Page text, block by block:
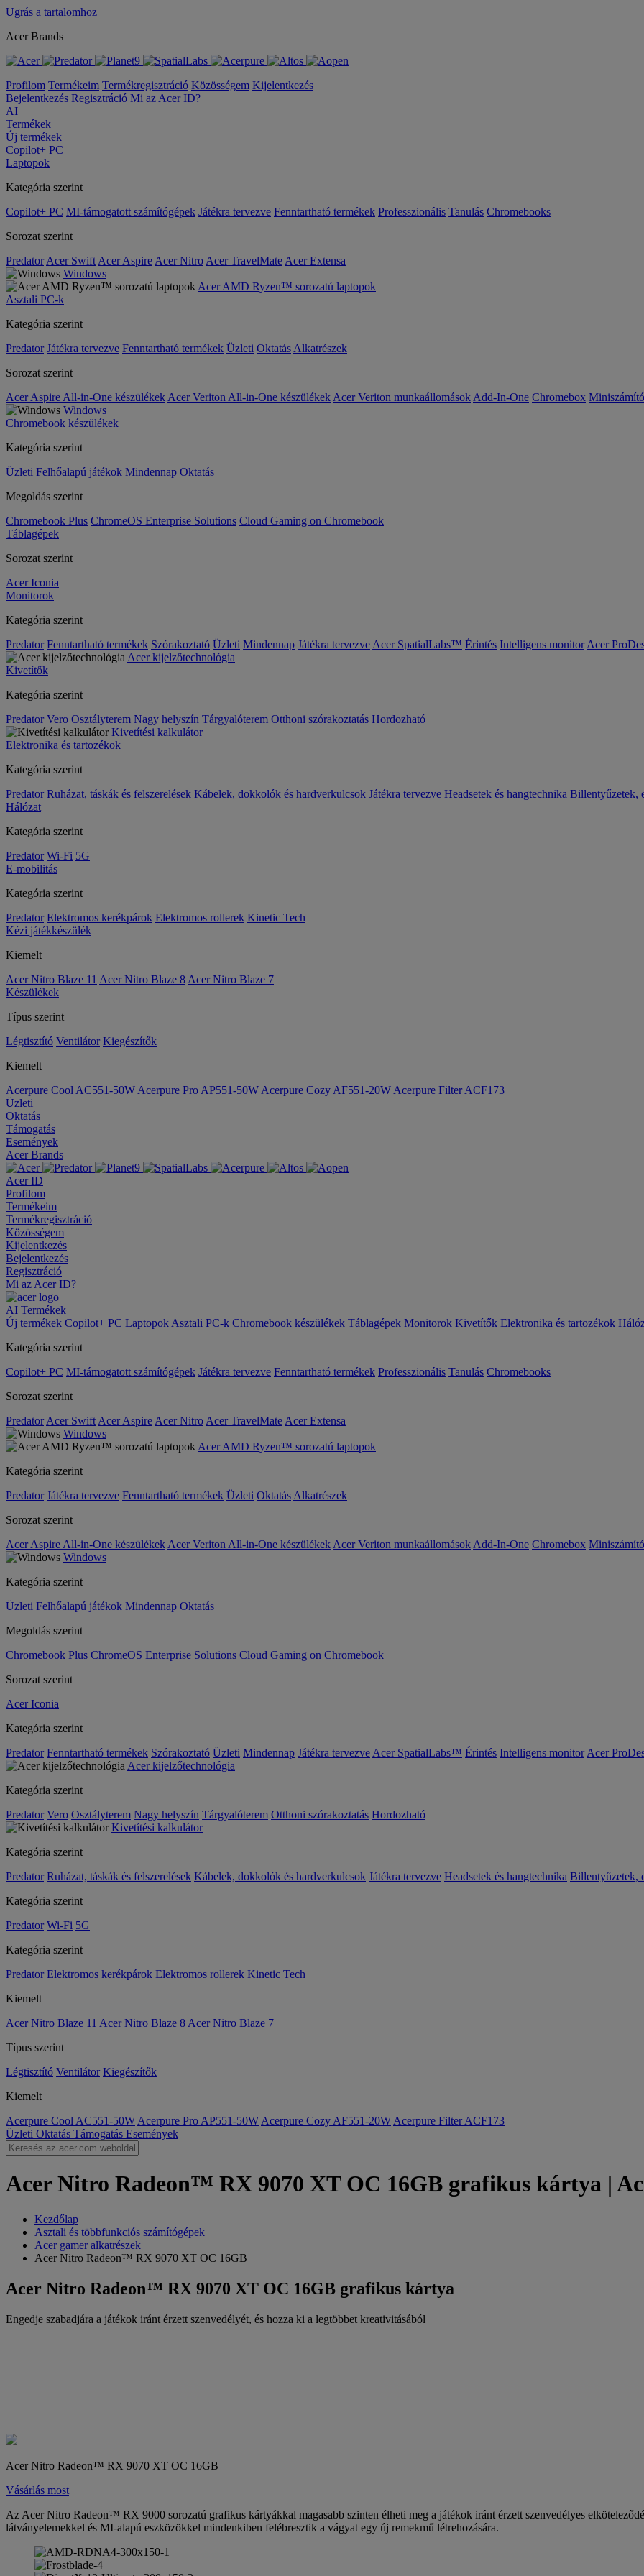
Ugrás a tartalomhoz
Acer Brands
Profilom Termékeim Termékregisztráció Közösségem Kijelentkezés
Bejelentkezés Regisztráció Mi az Acer ID?
AI
Termékek
Új termékek
Copilot+ PC
Laptopok
Kategória szerint
Copilot+ PC MI-támogatott számítógépek Játékra tervezve Fenntartható termékek Professzionális Tanulás Chromebooks
Sorozat szerint
Predator Acer Swift Acer Aspire Acer Nitro Acer TravelMate Acer Extensa
Windows
Acer AMD Ryzen™ sorozatú laptopok
Asztali PC-k
Kategória szerint
Predator Játékra tervezve Fenntartható termékek Üzleti Oktatás Alkatrészek
Sorozat szerint
Acer Aspire All-in-One készülékek Acer Veriton All-in-One készülékek Acer Veriton munkaállomások Add-In-One Chromebox
Windows
Chromebook készülékek
Kategória szerint
Üzleti Felhőalapú játékok Mindennap Oktatás
Megoldás szerint
Chromebook Plus ChromeOS Enterprise Solutions Cloud Gaming on Chromebook
Táblagépek
Sorozat szerint
Acer Iconia
Monitorok
Kategória szerint
Predator Fenntartható termékek Szórakoztató Üzleti Mindennap Játékra tervezve Acer SpatialLabs™ Érintés Intelligens monitor Acer
Acer kijelzőtechnológia
Kivetítők
Kategória szerint
Predator Vero Osztályterem Nagy helyszín Tárgyalóterem Otthoni szórakoztatás Hordozható
Kivetítési kalkulátor
Elektronika és tartozékok
Kategória szerint
Predator Ruházat, táskák és felszerelések Kábelek, dokkolók és hardverkulcsok Játékra tervezve Headsetek és hangtechnika Billentyűzetek,
Hálózat
Kategória szerint
Predator Wi-Fi 5G
E-mobilitás
Kategória szerint
Predator Elektromos kerékpárok Elektromos rollerek Kinetic Tech
Kézi játékkészülék
Kiemelt
Acer Nitro Blaze 11 Acer Nitro Blaze 8 Acer Nitro Blaze 7
Készülékek
Típus szerint
Légtisztító Ventilátor Kiegészítők
Kiemelt
Acerpure Cool AC551-50W Acerpure Pro AP551-50W Acerpure Cozy AF551-20W Acerpure Filter ACF173
Üzleti
Oktatás
Támogatás
Események
Acer Brands
Acer ID
Profilom
Termékeim
Termékregisztráció
Közösségem
Kijelentkezés
Bejelentkezés
Regisztráció
Mi az Acer ID?
AI Termékek
Új termékek Copilot+ PC Laptopok Asztali PC-k Chromebook készülékek Táblagépek Monitorok Kivetítők Elektronika és tartozékok
Kategória szerint
Copilot+ PC MI-támogatott számítógépek Játékra tervezve Fenntartható termékek Professzionális Tanulás Chromebooks
Sorozat szerint
Predator Acer Swift Acer Aspire Acer Nitro Acer TravelMate Acer Extensa
Windows
Acer AMD Ryzen™ sorozatú laptopok
Kategória szerint
Predator Játékra tervezve Fenntartható termékek Üzleti Oktatás Alkatrészek
Sorozat szerint
Acer Aspire All-in-One készülékek Acer Veriton All-in-One készülékek Acer Veriton munkaállomások Add-In-One Chromebox
Windows
Kategória szerint
Üzleti Felhőalapú játékok Mindennap Oktatás
Megoldás szerint
Chromebook Plus ChromeOS Enterprise Solutions Cloud Gaming on Chromebook
Sorozat szerint
Acer Iconia
Kategória szerint
Predator Fenntartható termékek Szórakoztató Üzleti Mindennap Játékra tervezve Acer SpatialLabs™ Érintés Intelligens monitor Acer
Acer kijelzőtechnológia
Kategória szerint
Predator Vero Osztályterem Nagy helyszín Tárgyalóterem Otthoni szórakoztatás Hordozható
Kivetítési kalkulátor
Kategória szerint
Predator Ruházat, táskák és felszerelések Kábelek, dokkolók és hardverkulcsok Játékra tervezve Headsetek és hangtechnika Billentyűzetek,
Kategória szerint
Predator Wi-Fi 5G
Kategória szerint
Predator Elektromos kerékpárok Elektromos rollerek Kinetic Tech
Kiemelt
Acer Nitro Blaze 11 Acer Nitro Blaze 8 Acer Nitro Blaze 7
Típus szerint
Légtisztító Ventilátor Kiegészítők
Kiemelt
Acerpure Cool AC551-50W Acerpure Pro AP551-50W Acerpure Cozy AF551-20W Acerpure Filter ACF173
Üzleti Oktatás Támogatás Események
Acer Nitro Radeon™ RX 9070 XT OC 16GB grafikus kártya |
Kezdőlap
Asztali és többfunkciós számítógépek
Acer gamer alkatrészek
Acer Nitro Radeon™ RX 9070 XT OC 16GB
Acer Nitro Radeon™ RX 9070 XT OC 16GB grafikus kártya
Engedje szabadjára a játékok iránt érzett szenvedélyét, és hozza ki a legtöbbet kreativitásából
Acer Nitro Radeon™ RX 9070 XT OC 16GB
Vásárlás most
Az Acer Nitro Radeon™ RX 9000 sorozatú grafikus kártyákkal magasabb szinten élheti meg a játékok iránt érzett szenvedélyes
látványelemekkel és MI-alapú eszközökkel mindenkiben felébresztik a vágyat egy új remekmű létrehozására.